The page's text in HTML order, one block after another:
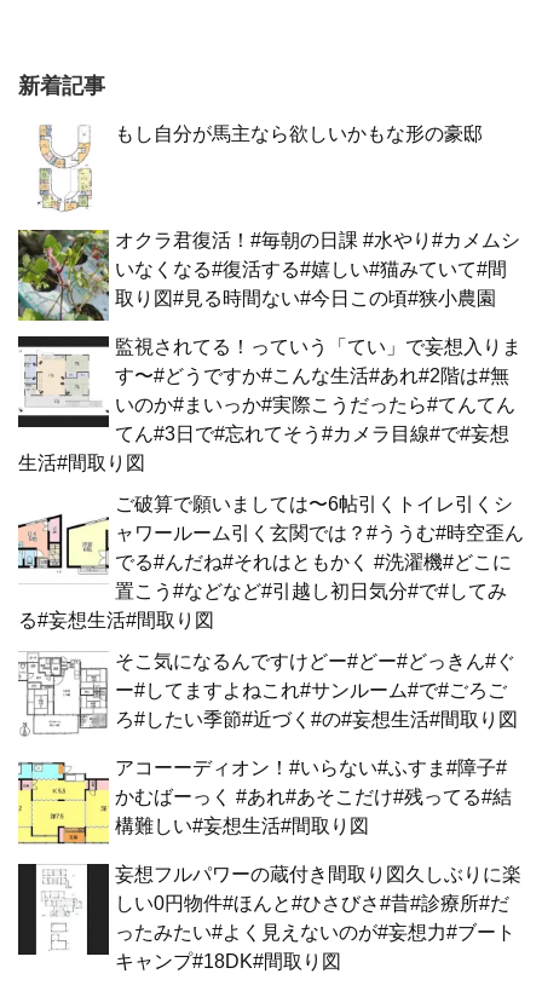
新着記事
もし自分が馬主なら欲しいかもな形の豪邸
オクラ君復活！#毎朝の日課 #水やり#カメムシ
いなくなる#復活する#嬉しい#猫みていて#間
取り図#見る時間ない#今日この頃#狭小農園
監視されてる！っていう「てい」で妄想入りま
す〜#どうですか#こんな生活#あれ#2階は#無
いのか#まいっか#実際こうだったら#てんてん
てん#3日で#忘れてそう#カメラ目線#で#妄想
生活#間取り図
ご破算で願いましては〜6帖引くトイレ引くシ
ャワールーム引く玄関では？#ううむ#時空歪ん
でる#んだね#それはともかく #洗濯機#どこに
置こう#などなど#引越し初日気分#で#してみ
る#妄想生活#間取り図
そこ気になるんですけどー#どー#どっきん#ぐ
ー#してますよねこれ#サンルーム#で#ごろご
ろ#したい季節#近づく#の#妄想生活#間取り図
アコーーディオン！#いらない#ふすま#障子#
かむばーっく #あれ#あそこだけ#残ってる#結
構難しい#妄想生活#間取り図
妄想フルパワーの蔵付き間取り図久しぶりに楽
しい0円物件#ほんと#ひさびさ#昔#診療所#だ
ったみたい#よく見えないのが#妄想力#ブート
キャンプ#18DK#間取り図